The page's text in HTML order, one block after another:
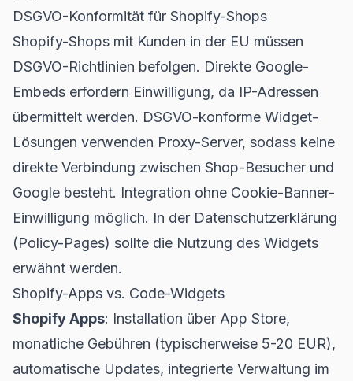
DSGVO-Konformität für Shopify-Shops
Shopify-Shops mit Kunden in der EU müssen
DSGVO-Richtlinien befolgen. Direkte Google-
Embeds erfordern Einwilligung, da IP-Adressen
übermittelt werden. DSGVO-konforme Widget-
Lösungen verwenden Proxy-Server, sodass keine
direkte Verbindung zwischen Shop-Besucher und
Google besteht. Integration ohne Cookie-Banner-
Einwilligung möglich. In der Datenschutzerklärung
(Policy-Pages) sollte die Nutzung des Widgets
erwähnt werden.
Shopify-Apps vs. Code-Widgets
Shopify Apps: Installation über App Store,
monatliche Gebühren (typischerweise 5-20 EUR),
automatische Updates, integrierte Verwaltung im